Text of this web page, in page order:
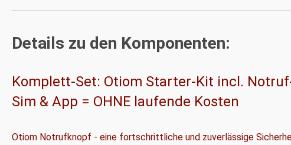
Details zu den Komponenten:
Komplett-Set: Otiom Starter-Kit incl.
Sim & App = OHNE laufende Kosten
Otiom Notrufknopf - eine fortschrittliche und zuverlässige